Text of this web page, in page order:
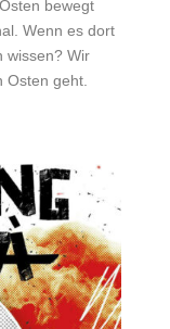
bewegt
Wenn es dort
wissen? Wir
Osten geht.